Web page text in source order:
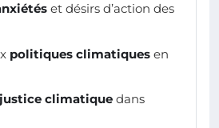
et désirs d’action des
politiques climatiques en
justice climatique dans